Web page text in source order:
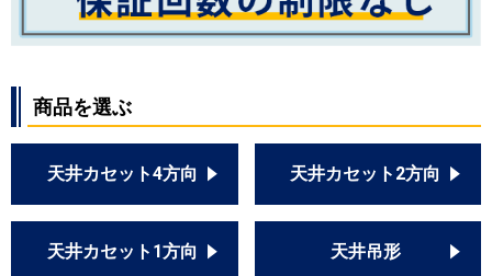
商品を選ぶ
天井カセット4方向 天井カセット2方向
天井カセット1方向 天井吊形